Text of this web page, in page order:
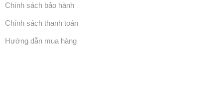
Chính sách bảo hành
Chính sách thanh toán
Hướng dẫn mua hàng